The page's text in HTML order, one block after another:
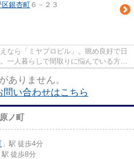
区銀杏町 ６－２３
なら「ミヤプロビル」。眺め良好で日
一人暮らしで間取りに悩んでいる方は
ありません。
問い合わせはこちら
ノ町
」駅 徒歩4分
駅 徒歩8分